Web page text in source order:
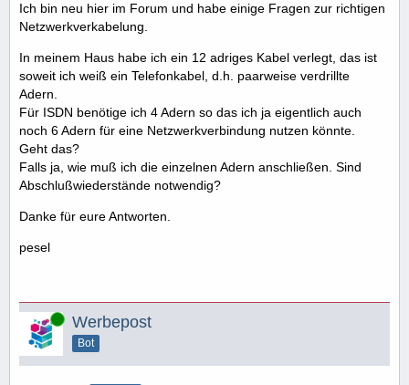
Ich bin neu hier im Forum und habe einige Fragen zur richtigen
Netzwerkverkabelung.
In meinem Haus habe ich ein 12 adriges Kabel verlegt, das ist
soweit ich weiß ein Telefonkabel, d.h. paarweise verdrillte
Adern.
Für ISDN benötige ich 4 Adern so das ich ja eigentlich auch
noch 6 Adern für eine Netzwerkverbindung nutzen könnte.
Geht das?
Falls ja, wie muß ich die einzelnen Adern anschließen. Sind
Abschlußwiederstände notwendig?
Danke für eure Antworten.
pesel
Online Werbepost
Bot